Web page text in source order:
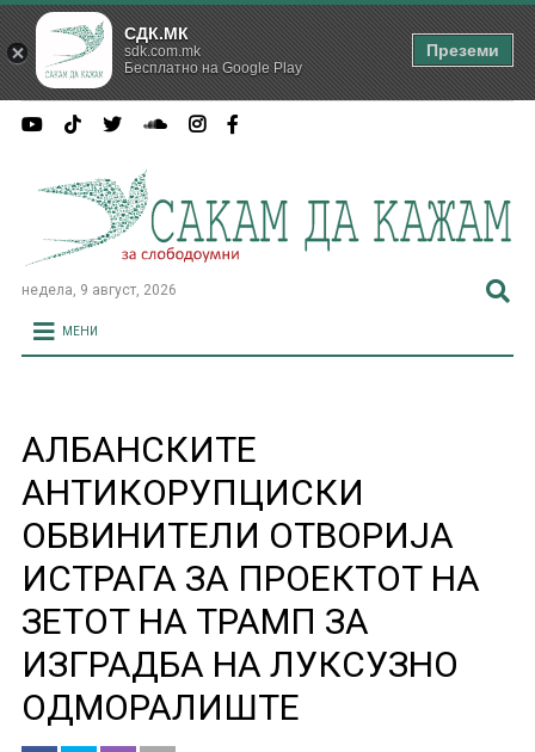
недела, 9 август, 2026
МЕНИ
АЛБАНСКИТЕ
АНТИКОРУПЦИСКИ
ОБВИНИТЕЛИ ОТВОРИЈА
ИСТРАГА ЗА ПРОЕКТОТ НА
ЗЕТОТ НА ТРАМП ЗА
ИЗГРАДБА НА ЛУКСУЗНО
ОДМОРАЛИШТЕ
СДК.МК
sdk.com.mk
Бесплатно на Google Play
Преземи